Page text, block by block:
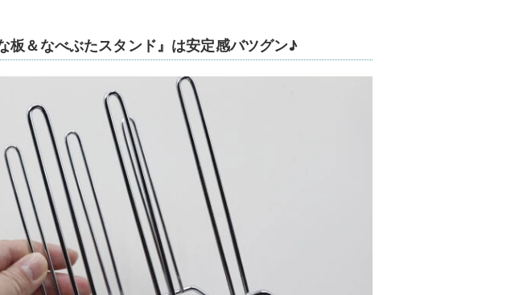
板＆なべぶたスタンド』は安定感バツグン♪